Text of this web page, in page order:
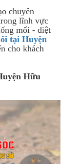
chuyên
lĩnh vực
mối - diệt
tại Huyện
cho khách
Hữu